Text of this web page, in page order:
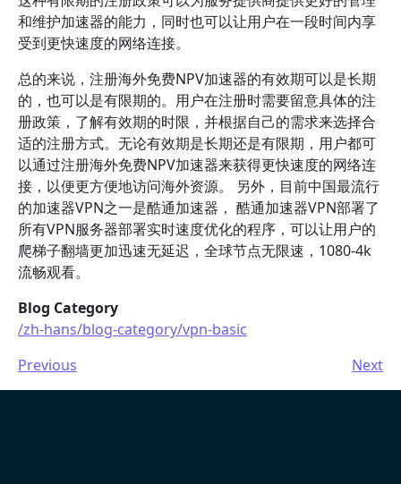
和维护加速器的能力，同时也可以让用户在一段时间内享
受到更快速度的网络连接。
总的来说，注册海外免费NPV加速器的有效期可以是长期
的，也可以是有限期的。用户在注册时需要留意具体的注
册政策，了解有效期的时限，并根据自己的需求来选择合
适的注册方式。无论有效期是长期还是有限期，用户都可
以通过注册海外免费NPV加速器来获得更快速度的网络连
接，以便更方便地访问海外资源。 另外，目前中国最流行
的加速器VPN之一是酷通加速器， 酷通加速器VPN部署了
所有VPN服务器部署实时速度优化的程序，可以让用户的
爬梯子翻墙更加迅速无延迟，全球节点无限速，1080-4k
流畅观看。
Blog Category
/zh-hans/blog-category/vpn-basic
Previous
Next